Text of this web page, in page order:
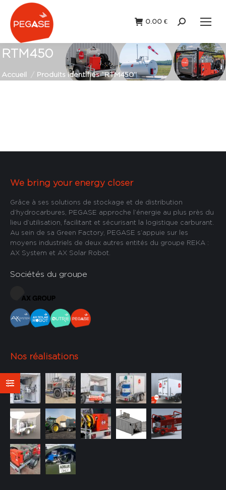
0.00 €
Recherche
RTM450
Vous êtes ici :
Accueil Produits identifiés “RTM450”
We bring your energy closer
Grâce à ses solutions de stockage et de distribution
d’hydrocarbures, PEGASE approche l’énergie au plus près du
lieu d’utilisation, facilitant et sécurisant la logistique carburant.
Au sein de sa Green Factory, PEGASE s’appuie sur les
moyens industriels de deux autres entités du groupe REKA :
AX System et AX Solar Robot.
Sociétés du groupe
Nos réalisations